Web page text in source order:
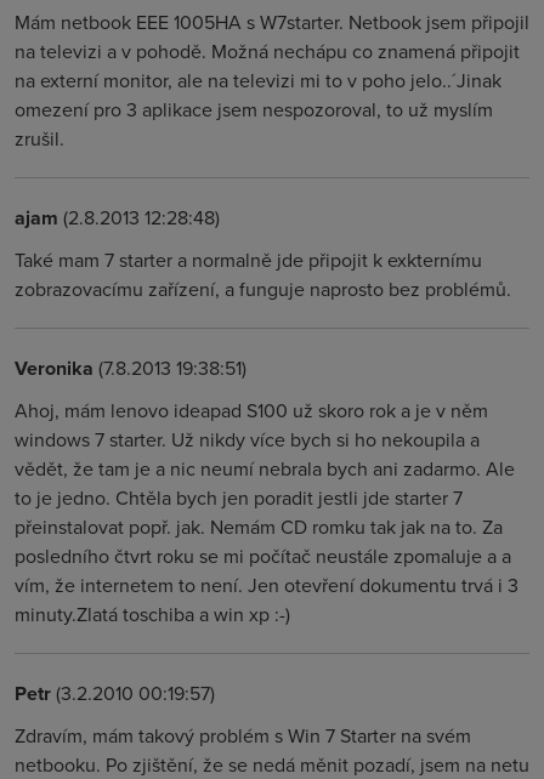
Mám netbook EEE 1005HA s W7starter. Netbook jsem připojil
na televizi a v pohodě. Možná nechápu co znamená připojit
na externí monitor, ale na televizi mi to v poho jelo..´Jinak
omezení pro 3 aplikace jsem nespozoroval, to už myslím
zrušil.
ajam (2.8.2013 12:28:48)
Také mam 7 starter a normalně jde připojit k exkternímu
zobrazovacímu zařízení, a funguje naprosto bez problémů.
Veronika (7.8.2013 19:38:51)
Ahoj, mám lenovo ideapad S100 už skoro rok a je v něm
windows 7 starter. Už nikdy více bych si ho nekoupila a
vědět, že tam je a nic neumí nebrala bych ani zadarmo. Ale
to je jedno. Chtěla bych jen poradit jestli jde starter 7
přeinstalovat popř. jak. Nemám CD romku tak jak na to. Za
posledního čtvrt roku se mi počítač neustále zpomaluje a a
vím, že internetem to není. Jen otevření dokumentu trvá i 3
minuty.Zlatá toschiba a win xp :-)
Petr(3.2.2010 00:19:57)
Zdravím, mám takový problém s Win 7 Starter na svém
netbooku. Po zjištění, že se nedá měnit pozadí, jsem na netu